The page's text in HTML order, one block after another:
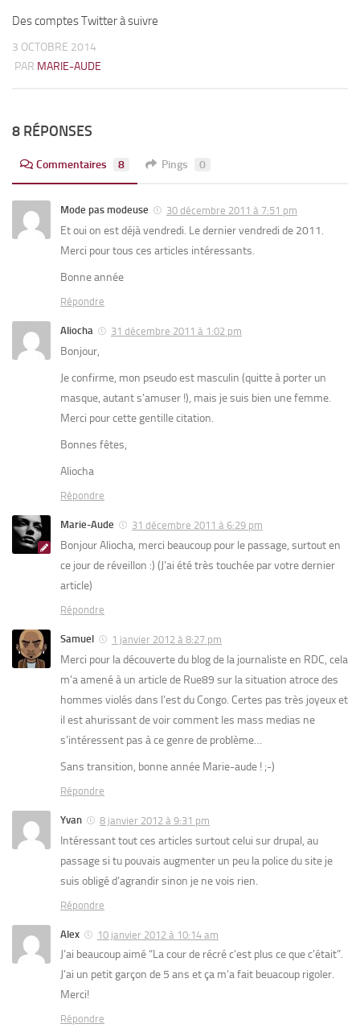
Des comptes Twitter à suivre
3 OCTOBRE 2014
PAR MARIE-AUDE
8 RÉPONSES
Commentaires 8 Pings 0
Mode pas modeuse 30 décembre 2011 à 7:51 pm
Et oui on est déjà vendredi. Le dernier vendredi de 2011.
Merci pour tous ces articles intéressants.
Bonne année
Répondre
Aliocha 31 décembre 2011 à 1:02 pm
Bonjour,
Je confirme, mon pseudo est masculin (quitte à porter un
masque, autant s’amuser !), mais je suis bien une femme.
Merci pour cette gentille citation.
Bonnes fêtes,
Aliocha
Répondre
Marie-Aude 31 décembre 2011 à 6:29 pm
Bonjour Aliocha, merci beaucoup pour le passage, surtout en
ce jour de réveillon :) (J’ai été très touchée par votre dernier
article)
Répondre
Samuel 1 janvier 2012 à 8:27 pm
Merci pour la découverte du blog de la journaliste en RDC, cela
m’a amené à un article de Rue89 sur la situation atroce des
hommes violés dans l’est du Congo. Certes pas très joyeux et
il est ahurissant de voir comment les mass medias ne
s’intéressent pas à ce genre de problème…
Sans transition, bonne année Marie-aude ! ;-)
Répondre
Yvan 8 janvier 2012 à 9:31 pm
Intéressant tout ces articles surtout celui sur drupal, au
passage si tu pouvais augmenter un peu la police du site je
suis obligé d’agrandir sinon je ne vois rien.
Répondre
Alex 10 janvier 2012 à 10:14 am
J’ai beaucoup aimé “La cour de récré c’est plus ce que c’était”.
J’ai un petit garçon de 5 ans et ça m’a fait beuacoup rigoler.
Merci!
Répondre